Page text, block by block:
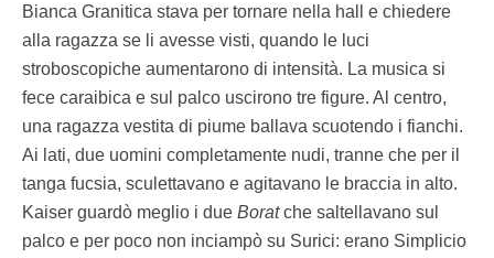
Bianca Granitica stava per tornare nella hall e chiedere
alla ragazza se li avesse visti, quando le luci
stroboscopiche aumentarono di intensità. La musica si
fece caraibica e sul palco uscirono tre figure. Al centro,
una ragazza vestita di piume ballava scuotendo i fianchi.
Ai lati, due uomini completamente nudi, tranne che per il
tanga fucsia, sculettavano e agitavano le braccia in alto.
Kaiser guardò meglio i due Boratche saltellavano sul
palco e per poco non inciampò su Surici: erano Simplicio